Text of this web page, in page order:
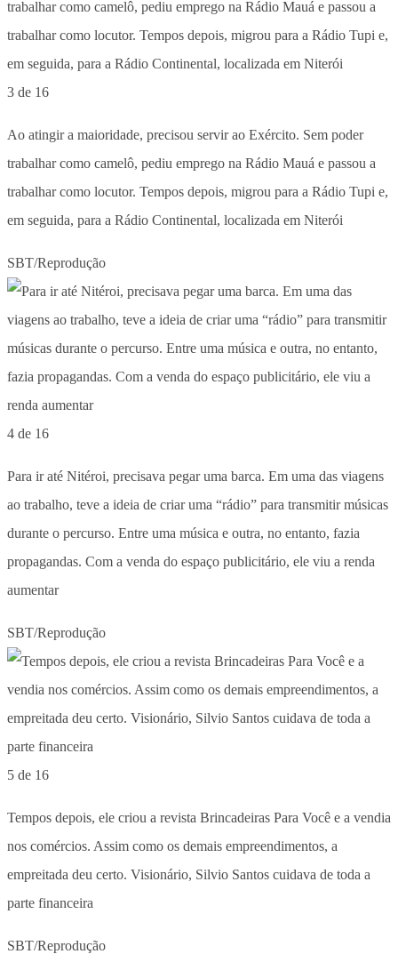
3 de 16
Ao atingir a maioridade, precisou servir ao Exército. Sem poder
trabalhar como camelô, pediu emprego na Rádio Mauá e passou a
trabalhar como locutor. Tempos depois, migrou para a Rádio Tupi e,
em seguida, para a Rádio Continental, localizada em Niterói
SBT/Reprodução
4 de 16
Para ir até Nitéroi, precisava pegar uma barca. Em uma das viagens
ao trabalho, teve a ideia de criar uma “rádio” para transmitir músicas
durante o percurso. Entre uma música e outra, no entanto, fazia
propagandas. Com a venda do espaço publicitário, ele viu a renda
aumentar
SBT/Reprodução
5 de 16
Tempos depois, ele criou a revista Brincadeiras Para Você e a vendia
nos comércios. Assim como os demais empreendimentos, a
empreitada deu certo. Visionário, Silvio Santos cuidava de toda a
parte financeira
SBT/Reprodução